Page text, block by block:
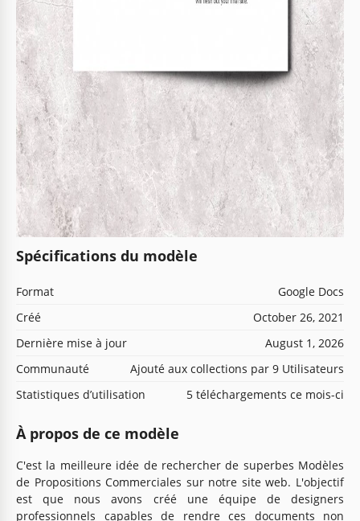
Spécifications du modèle
Format
Google Docs
Créé
October 26, 2021
Dernière mise à jour
August 1, 2026
Communauté
Ajouté aux collections par 9 Utilisateurs
Statistiques d’utilisation
5 téléchargements ce mois-ci
À propos de ce modèle
C'est la meilleure idée de rechercher de superbes Modèles
de Propositions Commerciales sur notre site web. L'objectif
est que nous avons créé une équipe de designers
professionnels capables de rendre ces documents non